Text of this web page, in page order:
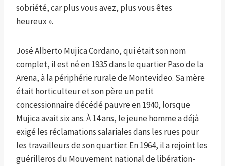
sobriété, car plus vous avez, plus vous êtes
heureux ».
José Alberto Mujica Cordano, qui était son nom
complet, il est né en 1935 dans le quartier Paso de la
Arena, à la périphérie rurale de Montevideo. Sa mère
était horticulteur et son père un petit
concessionnaire décédé pauvre en 1940, lorsque
Mujica avait six ans. À 14 ans, le jeune homme a déjà
exigé les réclamations salariales dans les rues pour
les travailleurs de son quartier. En 1964, il a rejoint les
guérilleros du Mouvement national de libération-